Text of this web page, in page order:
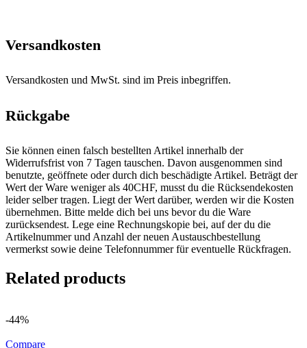
Versandkosten
Versandkosten und MwSt. sind im Preis inbegriffen.
Rückgabe
Sie können einen falsch bestellten Artikel innerhalb der
Widerrufsfrist von 7 Tagen tauschen. Davon ausgenommen sind
benutzte, geöffnete oder durch dich beschädigte Artikel. Beträgt der
Wert der Ware weniger als 40CHF, musst du die Rücksendekosten
leider selber tragen. Liegt der Wert darüber, werden wir die Kosten
übernehmen. Bitte melde dich bei uns bevor du die Ware
zurücksendest. Lege eine Rechnungskopie bei, auf der du die
Artikelnummer und Anzahl der neuen Austauschbestellung
vermerkst sowie deine Telefonnummer für eventuelle Rückfragen.
Related products
-44%
Compare